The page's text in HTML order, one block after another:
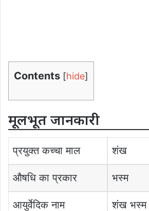
Contents [hide]
मूलभूत जानकारी
प्रयुक्त कच्चा माल शंख
औषधि का प्रकार भस्म
आयुर्वेदिक नाम शंख भस्म